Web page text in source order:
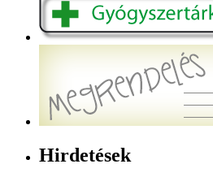
Hirdetések